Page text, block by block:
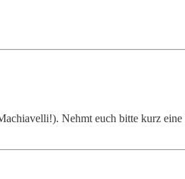
Nehmt euch bitte kurz